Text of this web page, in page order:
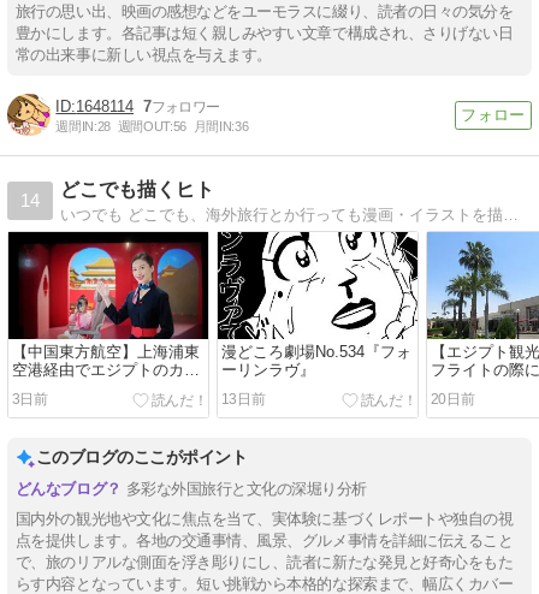
旅行の思い出、映画の感想などをユーモラスに綴り、読者の日々の気分を
豊かにします。各記事は短く親しみやすい文章で構成され、さりげない日
常の出来事に新しい視点を与えます。
1648114 7
週間IN:28 週間OUT:56 月間IN:36
14
どこでも描くヒト
いつでも どこでも、海外旅行とか行っても漫画・イラストを描いてる変なヒトのブログです。
【中国東方航空】上海浦東
空港経由でエジプトのカイ
ロへ…評判やサービス面は
どうなのか？フライトレビ
3日前
漫どころ劇場No.534『フォ
ーリンラヴ』
13日前
【エジプト観
フライトの際
ロ空港近くの
泊や過ごし方
20日前
このブログのここがポイント
多彩な外国旅行と文化の深堀り分析
国内外の観光地や文化に焦点を当て、実体験に基づくレポートや独自の視
点を提供します。各地の交通事情、風景、グルメ事情を詳細に伝えること
で、旅のリアルな側面を浮き彫りにし、読者に新たな発見と好奇心をもた
らす内容となっています。短い挑戦から本格的な探索まで、幅広くカバー